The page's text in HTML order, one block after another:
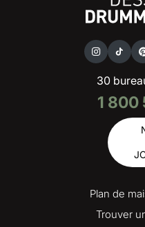
30
1 800
Plan de
Trouver